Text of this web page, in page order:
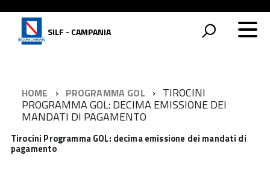
SILF - CAMPANIA
HOME PROGRAMMA GOL TIROCINI
PROGRAMMA GOL: DECIMA EMISSIONE DEI
MANDATI DI PAGAMENTO
Tirocini Programma GOL: decima emissione dei mandati di
pagamento